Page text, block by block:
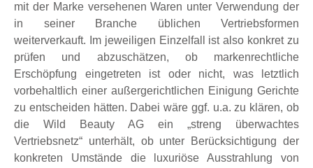
mit der Marke versehenen Waren unter Verwendung der
in seiner Branche üblichen Vertriebsformen
weiterverkauft. Im jeweiligen Einzelfall ist also konkret zu
prüfen und abzuschätzen, ob markenrechtliche
Erschöpfung eingetreten ist oder nicht, was letztlich
vorbehaltlich einer außergerichtlichen Einigung Gerichte
zu entscheiden hätten. Dabei wäre ggf. u.a. zu klären, ob
die Wild Beauty AG ein „streng überwachtes
Vertriebsnetz“ unterhält, ob unter Berücksichtigung der
konkreten Umstände die luxuriöse Ausstrahlung von